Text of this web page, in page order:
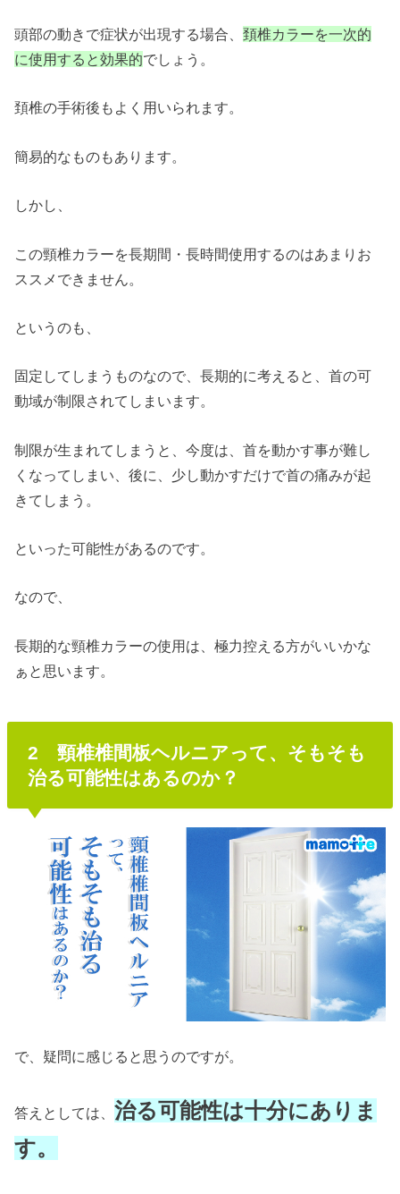
頭部の動きで症状が出現する場合、頚椎カラーを一次的
に使用すると効果的でしょう。
頚椎の手術後もよく用いられます。
簡易的なものもあります。
しかし、
この頸椎カラーを長期間・長時間使用するのはあまりお
ススメできません。
というのも、
固定してしまうものなので、長期的に考えると、首の可
動域が制限されてしまいます。
制限が生まれてしまうと、今度は、首を動かす事が難し
くなってしまい、後に、少し動かすだけで首の痛みが起
きてしまう。
といった可能性があるのです。
なので、
長期的な頸椎カラーの使用は、極力控える方がいいかな
ぁと思います。
2 頸椎椎間板ヘルニアって、そもそも
治る可能性はあるのか？
で、疑問に感じると思うのですが。
答えとしては、治る可能性は十分にありま
す。